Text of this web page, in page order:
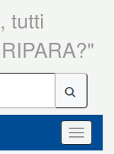
tutti